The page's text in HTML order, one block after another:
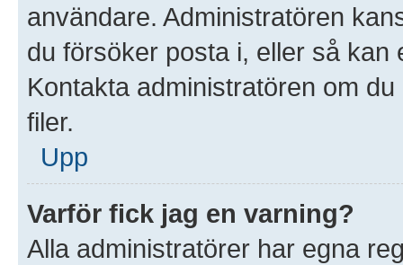
användare. Administratören
du försöker posta i, eller så kan
Kontakta administratören om
filer.
Upp
Varför fick jag en varning?
Alla administratörer har egna